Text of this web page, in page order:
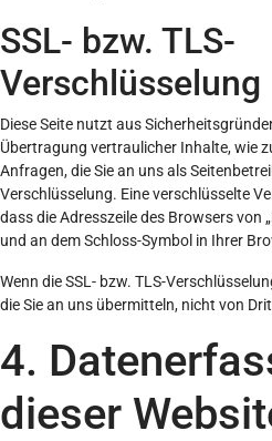
SSL- bzw. TLS-
Verschlüsselung
Diese Seite nutzt aus
Übertragung vertraulicher Inhalte, wie
Anfragen, die Sie an uns als
Verschlüsselung. Eine verschlüsselte
dass die Adresszeile des Browsers von
und an dem Schloss-Symbol in Ihrer
Wenn die SSL- bzw. TLS-
die Sie an uns übermitteln, nicht von
4.
dieser